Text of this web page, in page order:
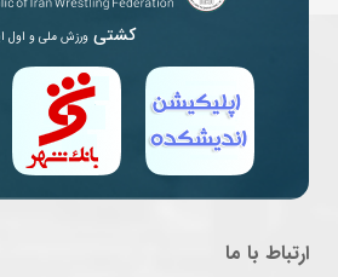
کشتی ورزش ملی و اول
ارتباط با ما